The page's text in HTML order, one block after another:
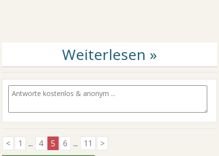
< 1 ... 4 5 6 ... 11 >